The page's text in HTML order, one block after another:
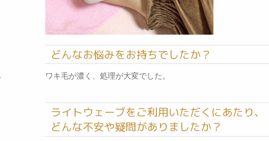
どんなお悩みをお持ちでしたか？
ワキ毛が濃く、処理が大変でした。
ライトウェーブをご利用いただくにあたり、
どんな不安や疑問がありましたか？